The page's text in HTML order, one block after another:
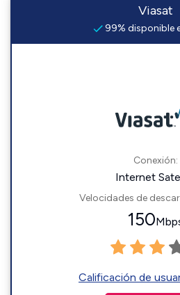
Viasat
99% disponible
Conexión:
Internet
Velocidades de
150
Calificación de